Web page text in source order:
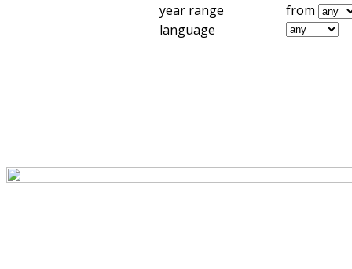
year range
from
language